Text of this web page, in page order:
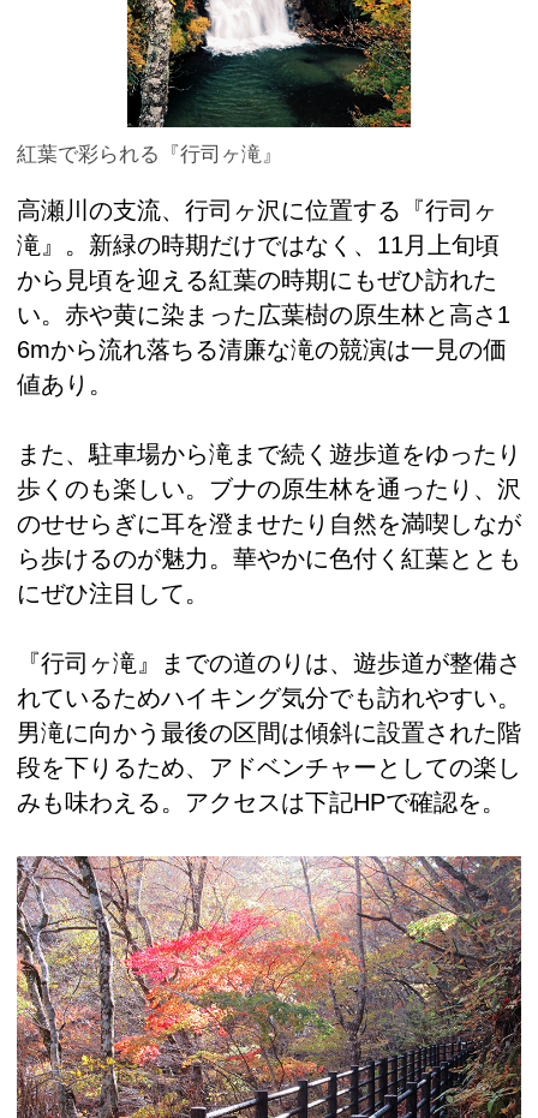
紅葉で彩られる『行司ヶ滝』
高瀬川の支流、行司ヶ沢に位置する『行司ヶ
滝』。新緑の時期だけではなく、11月上旬頃
から見頃を迎える紅葉の時期にもぜひ訪れた
い。赤や黄に染まった広葉樹の原生林と高さ1
6mから流れ落ちる清廉な滝の競演は一見の価
値あり。
また、駐車場から滝まで続く遊歩道をゆったり
歩くのも楽しい。ブナの原生林を通ったり、沢
のせせらぎに耳を澄ませたり自然を満喫しなが
ら歩けるのが魅力。華やかに色付く紅葉ととも
にぜひ注目して。
『行司ヶ滝』までの道のりは、遊歩道が整備さ
れているためハイキング気分でも訪れやすい。
男滝に向かう最後の区間は傾斜に設置された階
段を下りるため、アドベンチャーとしての楽し
みも味わえる。アクセスは下記HPで確認を。